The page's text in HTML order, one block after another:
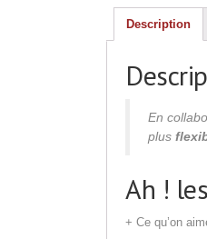
Description
En
plus
Ah !
+ Ce qu’on